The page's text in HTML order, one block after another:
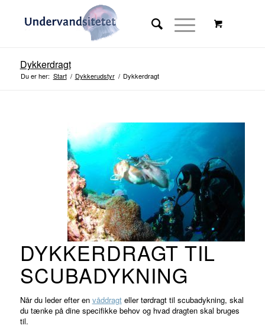
Dykkerdragt
Du er her: Start / Dykkerudstyr / Dykkerdragt
DYKKERDRAGT TIL
SCUBADYKNING
Når du leder efter en våddragteller tørdragt til scubadykning, skal
du tænke på dine specifikke behov og hvad dragten skal bruges
til.
Stor rabat på online kursus
med rabatkode i resten af 2023
Se tilbud